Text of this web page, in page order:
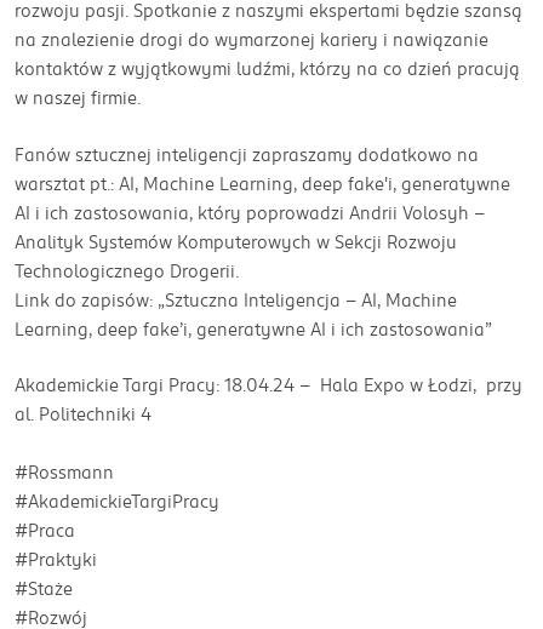
rozwoju pasji. Spotkanie z naszymi ekspertami będzie szansą
na znalezienie drogi do wymarzonej kariery i nawiązanie
kontaktów z wyjątkowymi ludźmi, którzy na co dzień pracują
w naszej firmie.
Fanów sztucznej inteligencji zapraszamy dodatkowo na
warsztat pt.: AI, Machine Learning, deep fake'i, generatywne
AI i ich zastosowania, który poprowadzi Andrii Volosyh -
Analityk Systemów Komputerowych w Sekcji Rozwoju
Technologicznego Drogerii.
Link do zapisów: „Sztuczna Inteligencja – AI, Machine
Learning, deep fake’i, generatywne AI i ich zastosowania”
Akademickie Targi Pracy: 18.04.24 - Hala Expo w Łodzi, przy
al. Politechniki 4
#Rossmann
#AkademickieTargiPracy
#Praca
#Praktyki
#Staże
#Rozwój